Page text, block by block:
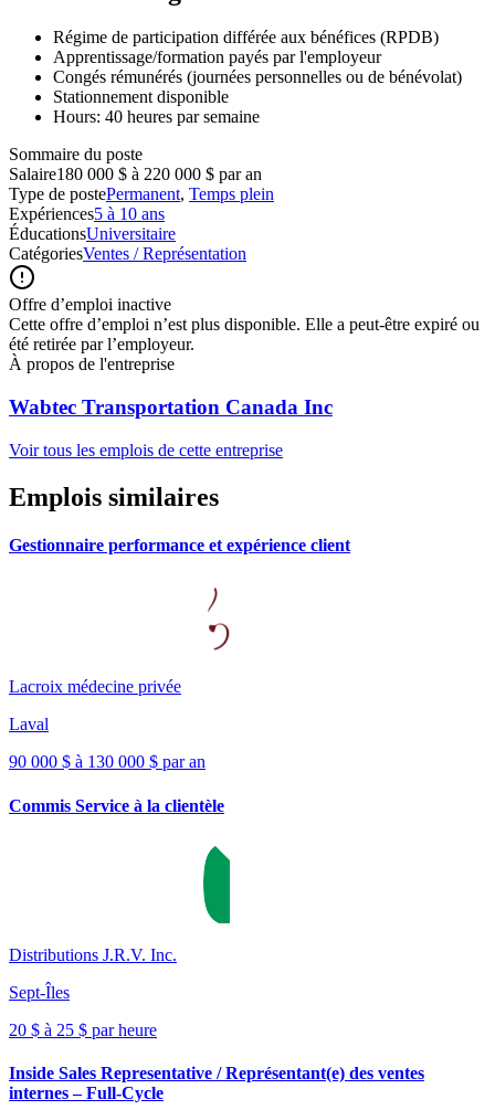
Régime de participation différée aux bénéfices (RPDB)
Apprentissage/formation payés par l'employeur
Congés rémunérés (journées personnelles ou de bénévolat)
Stationnement disponible
Hours: 40 heures par semaine
Sommaire du poste
Salaire180 000 $ à 220 000 $ par an
Type de postePermanent, Temps plein
Expériences5 à 10 ans
ÉducationsUniversitaire
CatégoriesVentes / Représentation
Offre d’emploi inactive
Cette offre d’emploi n’est plus disponible. Elle a peut-être expiré ou
été retirée par l’employeur.
À propos de l'entreprise
Wabtec Transportation Canada Inc
Voir tous les emplois de cette entreprise
Emplois similaires
Gestionnaire performance et expérience client
Lacroix médecine privée
Laval
90 000 $ à 130 000 $ par an
Commis Service à la clientèle
Distributions J.R.V. Inc.
Sept-Îles
20 $ à 25 $ par heure
Inside Sales Representative / Représentant(e) des ventes
internes – Full-Cycle